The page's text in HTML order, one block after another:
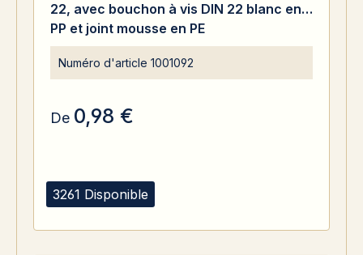
3261 Disponible
22, avec bouchon à vis DIN 22 blanc en
PP et joint mousse en PE
Numéro d'article 1001092
De 0,98 €